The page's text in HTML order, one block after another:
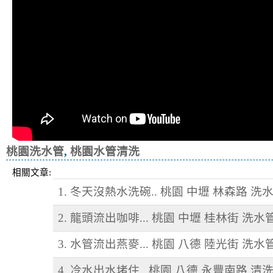
桃園洗水管, 桃園水管清洗
相關文章:
1. 冬天沒熱水洗碗.. 桃園 中壢 林森路 洗
2. 龍頭流出咖啡... 桃園 中壢 桂林街 洗水
3. 水管流出燕麥... 桃園 八德 陸光街 洗水
4. 冷水出水堵住.. 桃園 八德 永豐南路 清